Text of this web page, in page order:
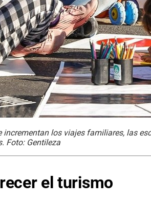
incrementan los viajes familiares, las
Foto: Gentileza
el turismo